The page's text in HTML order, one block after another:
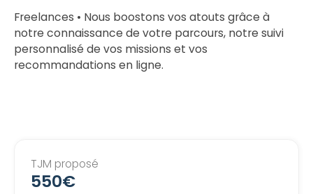
Freelances • Nous boostons vos atouts grâce à
notre connaissance de votre parcours, notre suivi
personnalisé de vos missions et vos
recommandations en ligne.
TJM proposé
550€